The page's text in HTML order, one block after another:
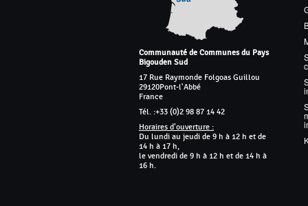
Communauté de Communes du Pays
Bigouden Sud
17 Rue Raymonde Folgoas Guillou
29120Pont-l'Abbé
France
Tél. :+33 (0)2 98 87 14 42
Horaires d’ouverture :
Du lundi au jeudi de 9 h à 12 h et de
14 h à 17 h,
le vendredi de 9 h à 12 h et de 14 h à
16 h.